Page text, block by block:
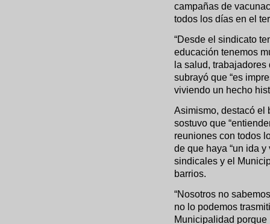
campañas de
todos los días en el
“Desde el sindicato
educación tenemos
la salud, trabajadores
subrayó que “es
viviendo un hecho
Asimismo, destacó el
sostuvo que
reuniones con todos
de que haya “un ida
sindicales y el
barrios.
“Nosotros no
no lo podemos
Municipalidad porque